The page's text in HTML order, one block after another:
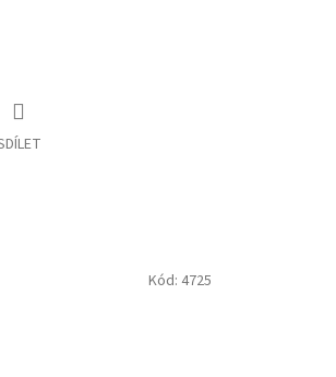
Kód: 4725